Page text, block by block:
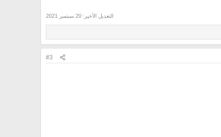
التعديل الأخير: 20 سبتمبر 2021
#3